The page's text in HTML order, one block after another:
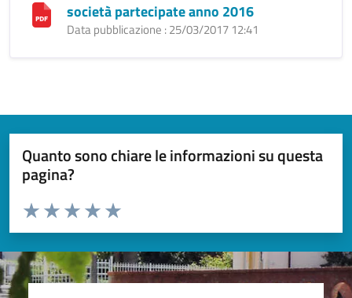
società partecipate anno 2016
Data pubblicazione : 25/03/2017 12:41
Quanto sono chiare le informazioni su questa
pagina?
Valuta da 1 a 5 stelle la pagina
Valuta 5 stelle su 5
Valuta 4 stelle su 5
Valuta 3 stelle su 5
Valuta 2 stelle su 5
Valuta 1 stelle su 5